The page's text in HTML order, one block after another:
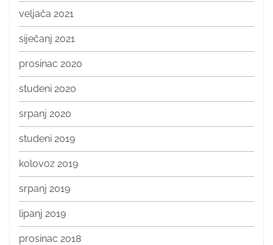
veljača 2021
siječanj 2021
prosinac 2020
studeni 2020
srpanj 2020
studeni 2019
kolovoz 2019
srpanj 2019
lipanj 2019
prosinac 2018